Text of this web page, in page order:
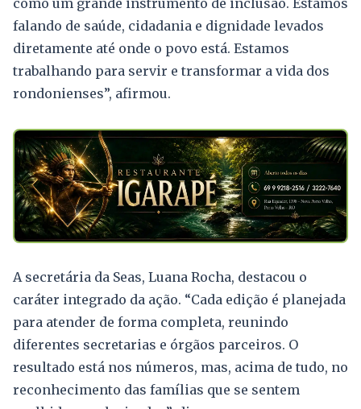
como um grande instrumento de inclusão. Estamos
falando de saúde, cidadania e dignidade levados
diretamente até onde o povo está. Estamos
trabalhando para servir e transformar a vida dos
rondonienses”, afirmou.
A secretária da Seas, Luana Rocha, destacou o
caráter integrado da ação. “Cada edição é planejada
para atender de forma completa, reunindo
diferentes secretarias e órgãos parceiros. O
resultado está nos números, mas, acima de tudo, no
reconhecimento das famílias que se sentem